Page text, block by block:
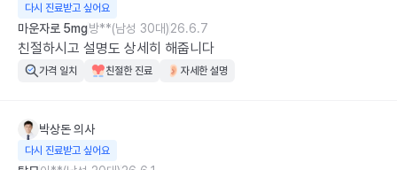
다시 진료받고 싶어요
마운자로 5mg방**(남성 30대)26.6.7
친절하시고 설명도 상세히 해줍니다
가격 일치 친절한 진료 자세한 설명
박상돈의사
다시 진료받고 싶어요